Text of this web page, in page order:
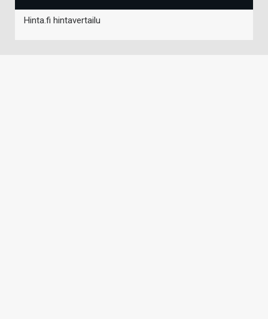
Hinta.fi hintavertailu